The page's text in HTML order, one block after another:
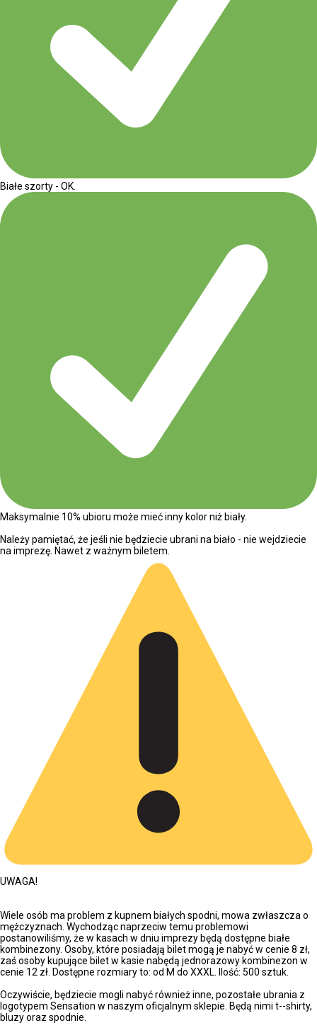
Białe szorty - OK.
Maksymalnie 10% ubioru może mieć inny kolor niż biały.
Należy pamiętać, że jeśli nie będziecie ubrani na biało - nie wejdziecie
na imprezę. Nawet z ważnym biletem.
UWAGA!
Wiele osób ma problem z kupnem białych spodni, mowa zwłaszcza o
mężczyznach. Wychodząc naprzeciw temu problemowi
postanowiliśmy, że w kasach w dniu imprezy będą dostępne białe
kombinezony. Osoby, które posiadają bilet mogą je nabyć w cenie 8 zł,
zaś osoby kupujące bilet w kasie nabędą jednorazowy kombinezon w
cenie 12 zł. Dostępne rozmiary to: od M do XXXL. Ilość: 500 sztuk.
Oczywiście, będziecie mogli nabyć również inne, pozostałe ubrania z
logotypem Sensation w naszym oficjalnym sklepie. Będą nimi t--shirty,
bluzy oraz spodnie.